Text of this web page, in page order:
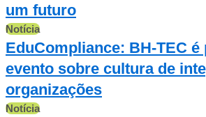
um futuro
Notícia
EduCompliance: BH-TEC é
evento sobre cultura de
organizações
Notícia